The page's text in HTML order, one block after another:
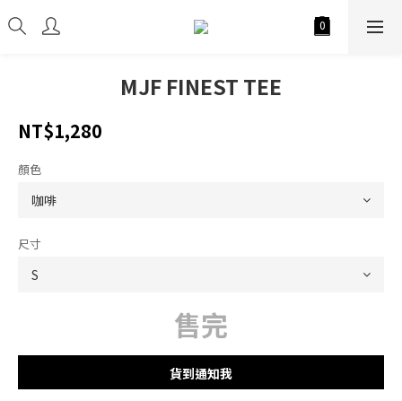
MJF FINEST TEE
NT$1,280
顏色
尺寸
售完
貨到通知我